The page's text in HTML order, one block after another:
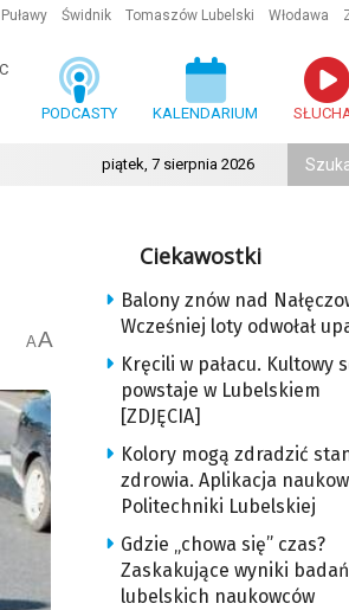
Puławy Świdnik Tomaszów Lubelski Włodawa
PODCASTY KALENDARIUM
piątek, 7 sierpnia 2026
AA
Ciekawostki
Balony znów nad
Wcześniej loty odwołał
Kręcili w pałacu. Kultowy
powstaje w Lubelskiem
[ZDJĘCIA]
Kolory mogą zdradzić
zdrowia. Aplikacja
Politechniki Lubelskiej
Gdzie „chowa się” czas?
Zaskakujące wyniki badań
lubelskich naukowców